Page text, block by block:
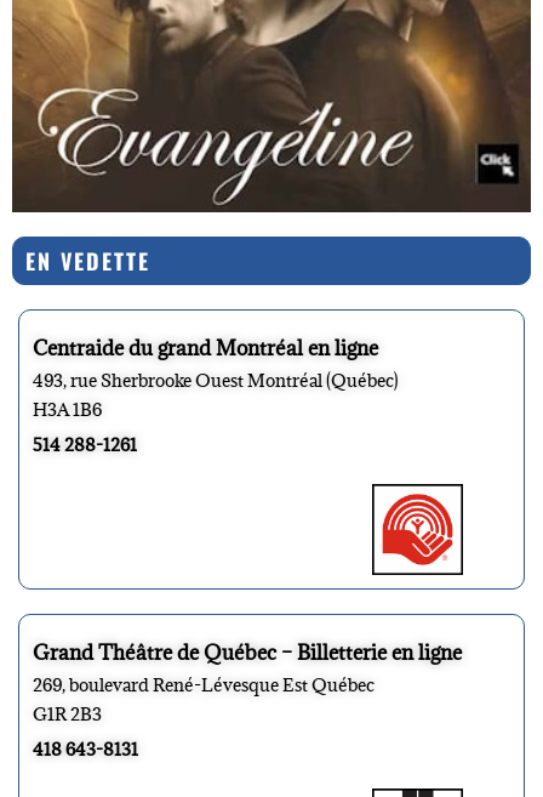
EN VEDETTE
Centraide du grand Montréal en ligne
493, rue Sherbrooke Ouest Montréal (Québec)
H3A 1B6
514 288-1261
Grand Théâtre de Québec – Billetterie en ligne
269, boulevard René-Lévesque Est Québec
G1R 2B3
418 643-8131